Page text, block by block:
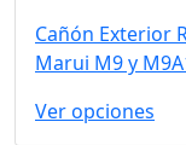
Cañón Exterior
Marui M9 y
Ver opciones